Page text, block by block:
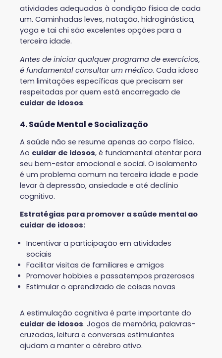
atividades adequadas à condição física de cada
um. Caminhadas leves, natação, hidroginástica,
yoga e tai chi são excelentes opções para a
terceira idade.
Antes de iniciar qualquer programa de exercícios,
é fundamental consultar um médico. Cada idoso
tem limitações específicas que precisam ser
respeitadas por quem está encarregado de
cuidar de idosos.
4. Saúde Mental e Socialização
A saúde não se resume apenas ao corpo físico.
Ao cuidar de idosos, é fundamental atentar para
seu bem-estar emocional e social. O isolamento
é um problema comum na terceira idade e pode
levar à depressão, ansiedade e até declínio
cognitivo.
Estratégias para promover a saúde mental ao
cuidar de idosos:
Incentivar a participação em atividades
sociais
Facilitar visitas de familiares e amigos
Promover hobbies e passatempos prazerosos
Estimular o aprendizado de coisas novas
A estimulação cognitiva é parte importante do
cuidar de idosos. Jogos de memória, palavras-
cruzadas, leitura e conversas estimulantes
ajudam a manter o cérebro ativo.